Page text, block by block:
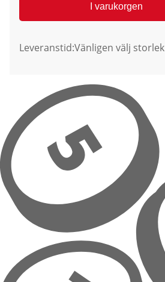
I varukorgen
Leveranstid:Vänligen välj storlek